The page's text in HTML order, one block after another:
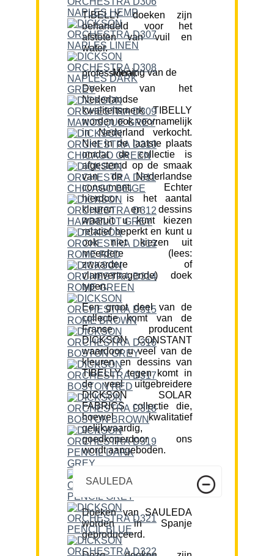
TIBELLY doeken zijn
behandeld voor het
afstoten van vuil en
water.
Mening van de professional:
Doeken van het
Nederlandse
kwaliteitsmerk TIBELLY
worden ook voornamelijk
in Nederland verkocht.
Niet in de laatste plaats
omdat de collectie is
afgestemd op de smaak
van de Nederlandse
consument. Echter
hierdoor is het aantal
kleuren en dessins
waaruit u kunt kiezen
relatief beperkt en kunt u
ook niet kiezen uit
meerdere (lees:
zwaardere of
vlamvertragende) doek
typen.
Een groot deel van de
collectie komt van de
Franse producent
DICKSON CONSTANT
waardoor u veel van de
kleuren en dessins van
TIBELLY tegen komt in
de veel uitgebreidere
DICKSON SOLAR
FABRICS collectie die,
hoewel kwalitatief
gelijkwaardig,
goedkoperdoor ons
wordt aangeboden.
SAULEDA
Doeken van SAULEDA
worden in Spanje
geproduceerd.